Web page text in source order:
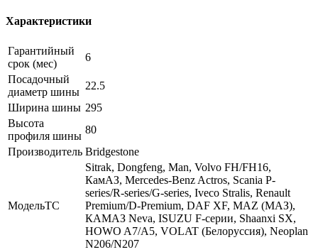
Характеристики
Гарантийный
срок (мес)
6
Посадочный
диаметр шины
22.5
Ширина шины 295
Высота
профиля шины
80
Производитель Bridgestone
МодельТС
Sitrak, Dongfeng, Man, Volvo FH/FH16,
КамАЗ, Mercedes-Benz Actros, Scania P-
series/R-series/G-series, Iveco Stralis, Renault
Premium/D-Premium, DAF XF, MAZ (МАЗ),
КАМАЗ Neva, ISUZU F-серии, Shaanxi SX,
HOWO A7/A5, VOLAT (Белоруссия), Neoplan
N206/N207